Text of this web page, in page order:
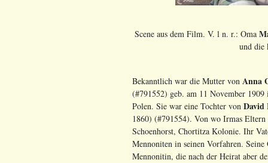
Scene aus dem Film. V. l n. r.: Oma
und
Bekanntlich war die Mutter von Anna
(#791552) geb. am 11 November
Polen. Sie war eine Tochter von David
1860) (#791554). Von wo Irmas
Schoenhorst, Chortitza Kolonie. Ihr
Mennoniten in seinen Vorfahren.
Mennonitin, die nach der Heirat aber